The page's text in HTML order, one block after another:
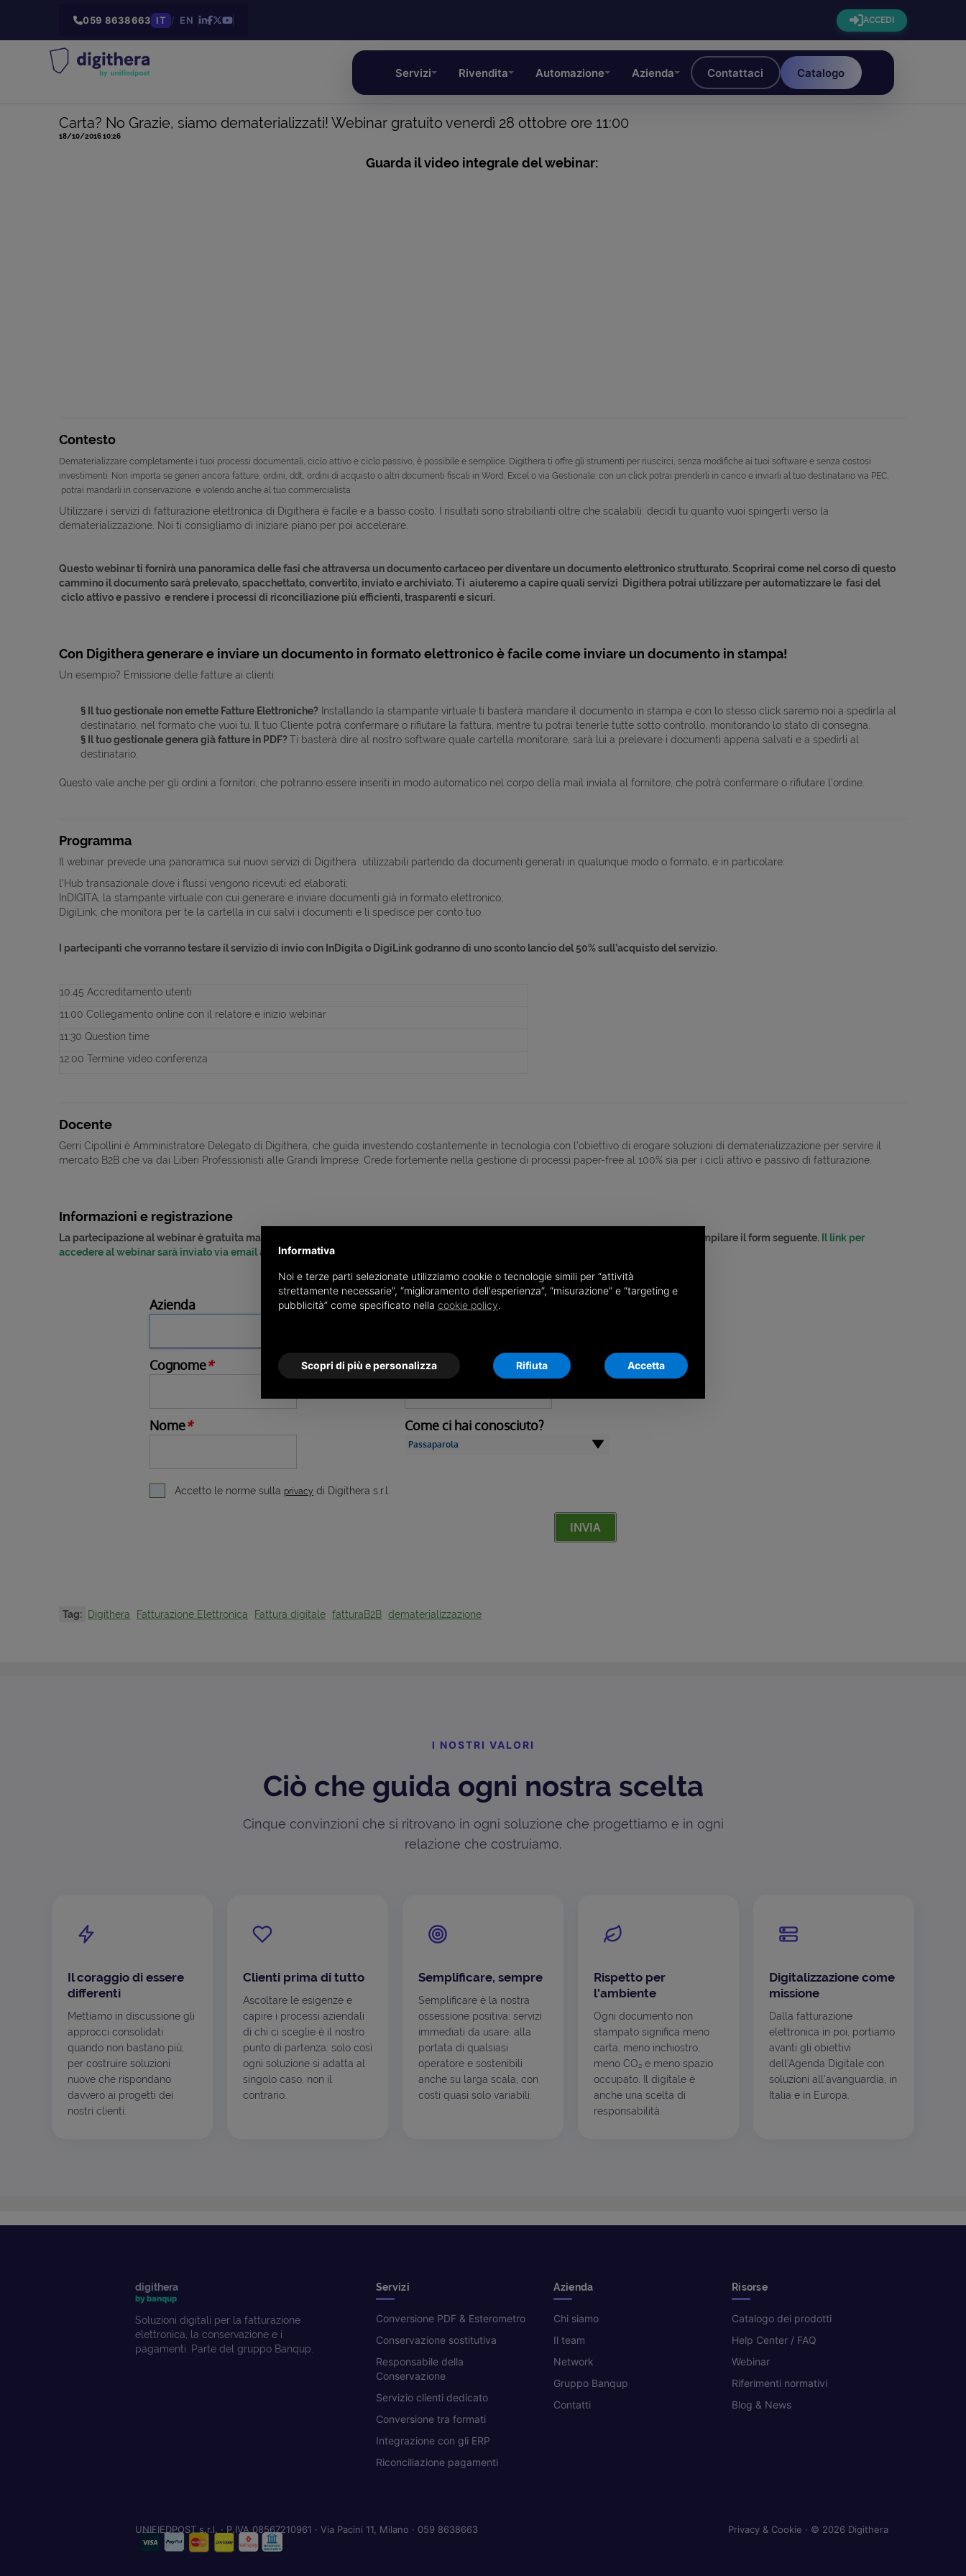
059 8638663 IT / EN ACCEDI
Servizi Rivendita Automazione Azienda Contattaci Catalogo
Carta? No Grazie, siamo dematerializzati! Webinar gratuito venerdì 28 ottobre ore 11:00
18/10/2016 10:26
Guarda il video integrale del webinar:
Contesto
Dematerializzare completamente i tuoi processi documentali, ciclo attivo e ciclo passivo, è possibile e semplice. Digithera ti offre gli strumenti per riuscirci, senza modifiche ai tuoi software e senza costosi
investimenti. Non importa se generi ancora fatture, ordini, ddt, ordini di acquisto o altri documenti fiscali in Word, Excel o via Gestionale: con un click potrai prenderli in carico e inviarli al tuo destinatario via PEC,
potrai mandarli in conservazione e volendo anche al tuo commercialista.
Utilizzare i servizi di fatturazione elettronica di Digithera è facile e a basso costo. I risultati sono strabilianti oltre che scalabili: decidi tu quanto vuoi spingerti verso la
dematerializzazione. Noi ti consigliamo di iniziare piano per poi accelerare.
Questo webinar ti fornirà una panoramica delle fasi che attraversa un documento cartaceo per diventare un documento elettronico strutturato. Scoprirai come nel corso di questo
cammino il documento sarà prelevato, spacchettato, convertito, inviato e archiviato. Ti aiuteremo a capire quali servizi Digithera potrai utilizzare per automatizzare le fasi del
ciclo attivo e passivo e rendere i processi di riconciliazione più efficienti, trasparenti e sicuri.
Con Digithera generare e inviare un documento in formato elettronico è facile come inviare un documento in stampa!
Un esempio? Emissione delle fatture ai clienti:
§ Il tuo gestionale non emette Fatture Elettroniche? Installando la stampante virtuale ti basterà mandare il documento in stampa e con lo stesso click saremo noi a spedirla al
destinatario, nel formato che vuoi tu. Il tuo Cliente potrà confermare o rifiutare la fattura, mentre tu potrai tenerle tutte sotto controllo, monitorando lo stato di consegna.
§ Il tuo gestionale genera già fatture in PDF?Ti basterà dire al nostro software quale cartella monitorare, sarà lui a prelevare i documenti appena salvati e a spedirli al
destinatario.
Questo vale anche per gli ordini a fornitori, che potranno essere inseriti in modo automatico nel corpo della mail inviata al fornitore, che potrà confermare o rifiutare l’ordine.
Programma
Il webinar prevede una panoramica sui nuovi servizi di Digithera utilizzabili partendo da documenti generati in qualunque modo o formato, e in particolare:
l’Hub transazionale dove i flussi vengono ricevuti ed elaborati;
InDIGITA, la stampante virtuale con cui generare e inviare documenti già in formato elettronico;
DigiLink, che monitora per te la cartella in cui salvi i documenti e li spedisce per conto tuo.
I partecipanti che vorranno testare il servizio di invio con InDigita o DigiLink godranno di uno sconto lancio del 50% sull’acquisto del servizio.
10.45 Accreditamento utenti
11.00 Collegamento online con il relatore e inizio webinar
11:30 Question time
12:00 Termine video conferenza
Docente
Gerri Cipollini è Amministratore Delegato di Digithera, che guida investendo costantemente in tecnologia con l’obiettivo di erogare soluzioni di dematerializzazione per servire il
mercato B2B che va dai Liberi Professionisti alle Grandi Imprese. Crede fortemente nella gestione di processi paper-free al 100% sia per i cicli attivo e passivo di fatturazione.
Informazioni e registrazione
La partecipazione al webinar è gratuita ma soggetta a iscrizione via mail entro il 27 ottobre 2016. Per confermazione la partecipazione compilare il form seguente.
Il link per
accedere al webinar sarà inviato via email all'indirizzo indicato in fase di registrazione.
Azienda
Cognome*
Nome*
Email *
Telefono
Come ci hai conosciuto?
Accetto le norme sulla privacy di Digithera s.r.l.
INVIA
Tag: Digithera Fatturazione Elettronica Fattura digitale fatturaB2B dematerializzazione
I NOSTRI VALORI
Ciò che guida ogni nostra scelta
Cinque convinzioni che si ritrovano in ogni soluzione che progettiamo e in ogni
relazione che costruiamo.
Il coraggio di essere
differenti
Mettiamo in discussione gli
approcci consolidati
quando non bastano più,
per costruire soluzioni
nuove che rispondano
davvero ai progetti dei
nostri clienti.
Clienti prima di tutto
Ascoltare le esigenze e
capire i processi aziendali
di chi ci sceglie è il nostro
punto di partenza: solo così
ogni soluzione si adatta al
singolo caso, non il
contrario.
Semplificare, sempre
Semplificare è la nostra
ossessione positiva: servizi
immediati da usare, alla
portata di qualsiasi
operatore e sostenibili
anche su larga scala, con
costi quasi solo variabili.
Rispetto per
l'ambiente
Ogni documento non
stampato significa meno
carta, meno inchiostro,
meno CO₂ e meno spazio
occupato. Il digitale è
anche una scelta di
responsabilità.
Digitalizzazione come
missione
Dalla fatturazione
elettronica in poi, portiamo
avanti gli obiettivi
dell'Agenda Digitale con
soluzioni all'avanguardia, in
Italia e in Europa.
digithera
by banqup
Soluzioni digitali per la fatturazione
elettronica, la conservazione e i
pagamenti. Parte del gruppo Banqup.
Servizi
Conversione PDF & Esterometro
Conservazione sostitutiva
Responsabile della
Conservazione
Servizio clienti dedicato
Conversione tra formati
Integrazione con gli ERP
Riconciliazione pagamenti
Azienda
Chi siamo
Il team
Network
Gruppo Banqup
Contatti
Risorse
Catalogo dei prodotti
Help Center / FAQ
Webinar
Riferimenti normativi
Blog & News
UNIFIEDPOST s.r.l. · P.IVA 08567210961 · Via Pacini 11, Milano · 059 8638663 Privacy & Cookie · © 2026 Digithera
Informativa
Noi e terze parti selezionate utilizziamo cookie o tecnologie simili per “attività
strettamente necessarie”, “miglioramento dell'esperienza”, “misurazione” e “targeting e
pubblicità” come specificato nella cookie policy.
Scopri di più e personalizza Rifiuta Accetta